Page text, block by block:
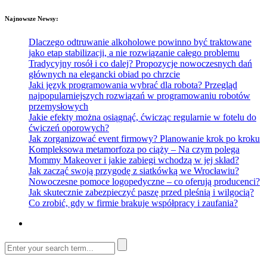
Najnowsze Newsy:
Dlaczego odtruwanie alkoholowe powinno być traktowane
jako etap stabilizacji, a nie rozwiązanie całego problemu
Tradycyjny rosół i co dalej? Propozycje nowoczesnych dań
głównych na elegancki obiad po chrzcie
Jaki język programowania wybrać dla robota? Przegląd
najpopularniejszych rozwiązań w programowaniu robotów
przemysłowych
Jakie efekty można osiągnąć, ćwicząc regularnie w fotelu do
ćwiczeń oporowych?
Jak zorganizować event firmowy? Planowanie krok po kroku
Kompleksowa metamorfoza po ciąży – Na czym polega
Mommy Makeover i jakie zabiegi wchodzą w jej skład?
Jak zacząć swoją przygodę z siatkówką we Wrocławiu?
Nowoczesne pomoce logopedyczne – co oferują producenci?
Jak skutecznie zabezpieczyć paszę przed pleśnią i wilgocią?
Co zrobić, gdy w firmie brakuje współpracy i zaufania?